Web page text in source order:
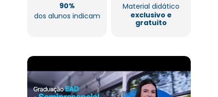
90%
dos alunos indicam
Material didático
exclusivo e
gratuito